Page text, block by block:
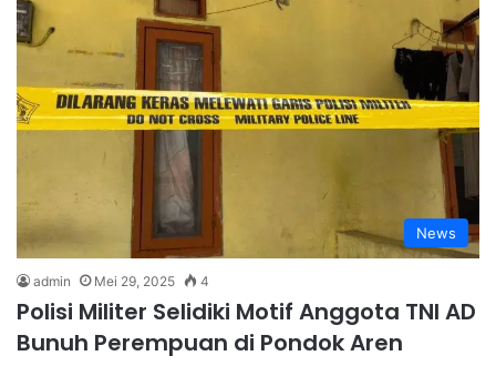
News
admin Mei 29, 2025 4
Polisi Militer Selidiki Motif Anggota TNI AD
Bunuh Perempuan di Pondok Aren